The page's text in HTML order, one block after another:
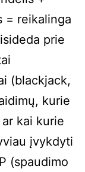
= reikalinga
prie
(blackjack,
kurie
kai kurie
įvykdyti
(spaudimo